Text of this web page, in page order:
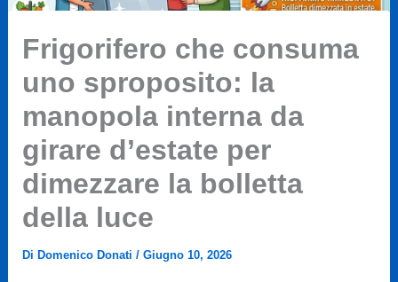
Frigorifero che consuma
uno sproposito: la
manopola interna da
girare d’estate per
dimezzare la bolletta
della luce
Di Domenico Donati / Giugno 10, 2026